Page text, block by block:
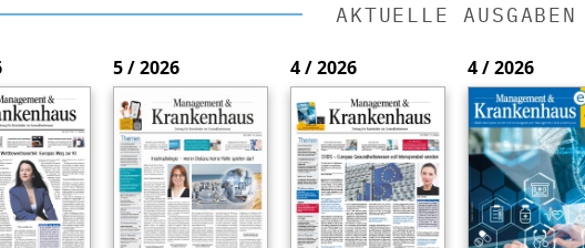
AKTUELLE AUSGABEN
5 / 2026 4 / 2026 4 / 2026